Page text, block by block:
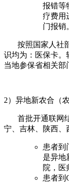
报错等
疗费用
门报销
按照国家人社部
识均为：医保卡。
当地参保省相关部
2）异地新农合（
首批开通联网结
宁、吉林、陕西、
患者到
是异地
院，医
患者到